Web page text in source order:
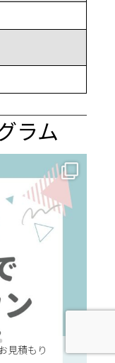
ラム
する方法 🏠
見積もり